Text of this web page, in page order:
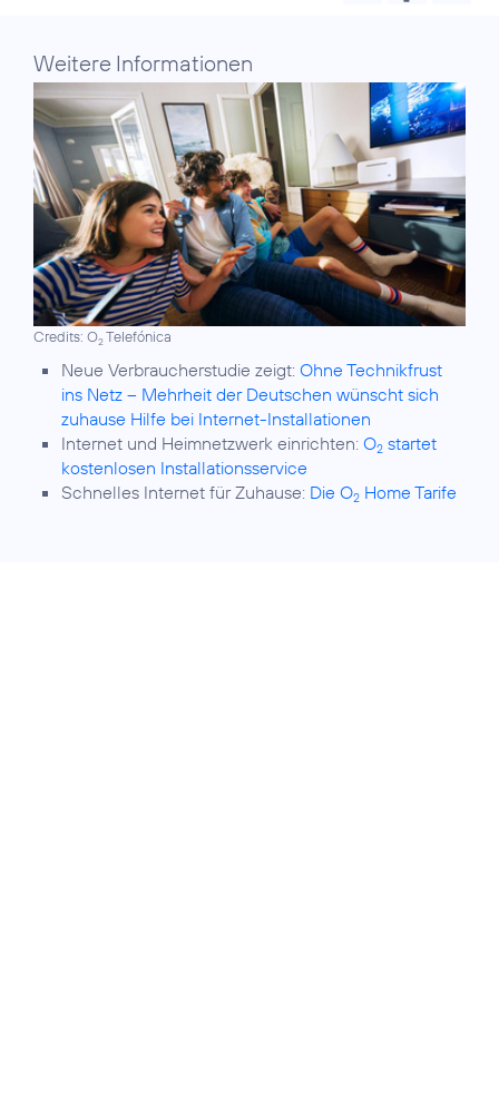
Weitere Informationen
Credits: O2Telefónica
Neue Verbraucherstudie zeigt: Ohne Technikfrust
ins Netz – Mehrheit der Deutschen wünscht sich
zuhause Hilfe bei Internet-Installationen
Internet und Heimnetzwerk einrichten: O2 startet
kostenlosen Installationsservice
Schnelles Internet für Zuhause: Die O2 Home Tarife